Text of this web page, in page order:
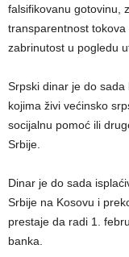
falsifikovanu gotovinu,
transparentnost
zabrinutost u pogledu
Srpski dinar je do
kojima živi većinsko
socijalnu pomoć ili
Srbije.
Dinar je do sada
Srbije na Kosovu i
prestaje da radi 1.
banka.